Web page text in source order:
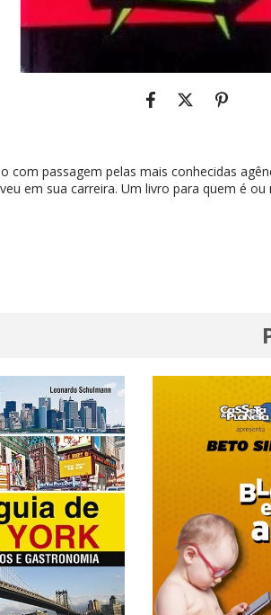
com passagem pelas mais conhecidas
em sua carreira. Um livro para quem é